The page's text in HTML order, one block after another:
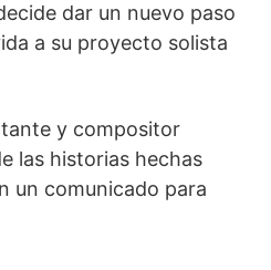
dar un nuevo paso
a su proyecto solista
y compositor
las historias hechas
un comunicado para